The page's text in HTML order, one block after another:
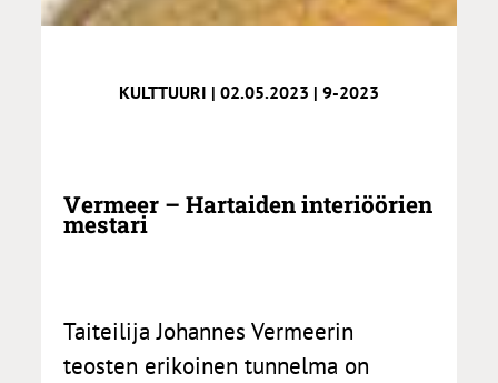
KULTTUURI | 02.05.2023 | 9-2023
Vermeer – Hartaiden interiöörien
mestari
Taiteilija Johannes Vermeerin
teosten erikoinen tunnelma on